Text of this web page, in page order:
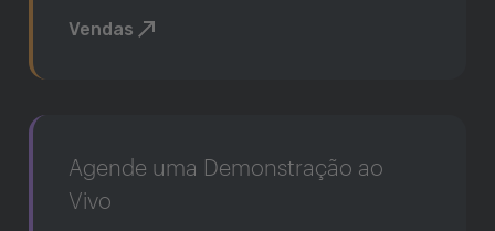
Vendas
Agende uma Demonstração ao
Vivo